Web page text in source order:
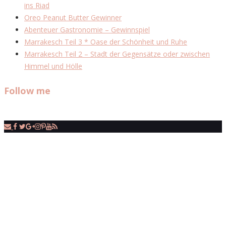
ins Riad
Oreo Peanut Butter Gewinner
Abenteuer Gastronomie – Gewinnspiel
Marrakesch Teil 3 * Oase der Schönheit und Ruhe
Marrakesch Teil 2 – Stadt der Gegensätze oder zwischen
Himmel und Hölle
Follow me